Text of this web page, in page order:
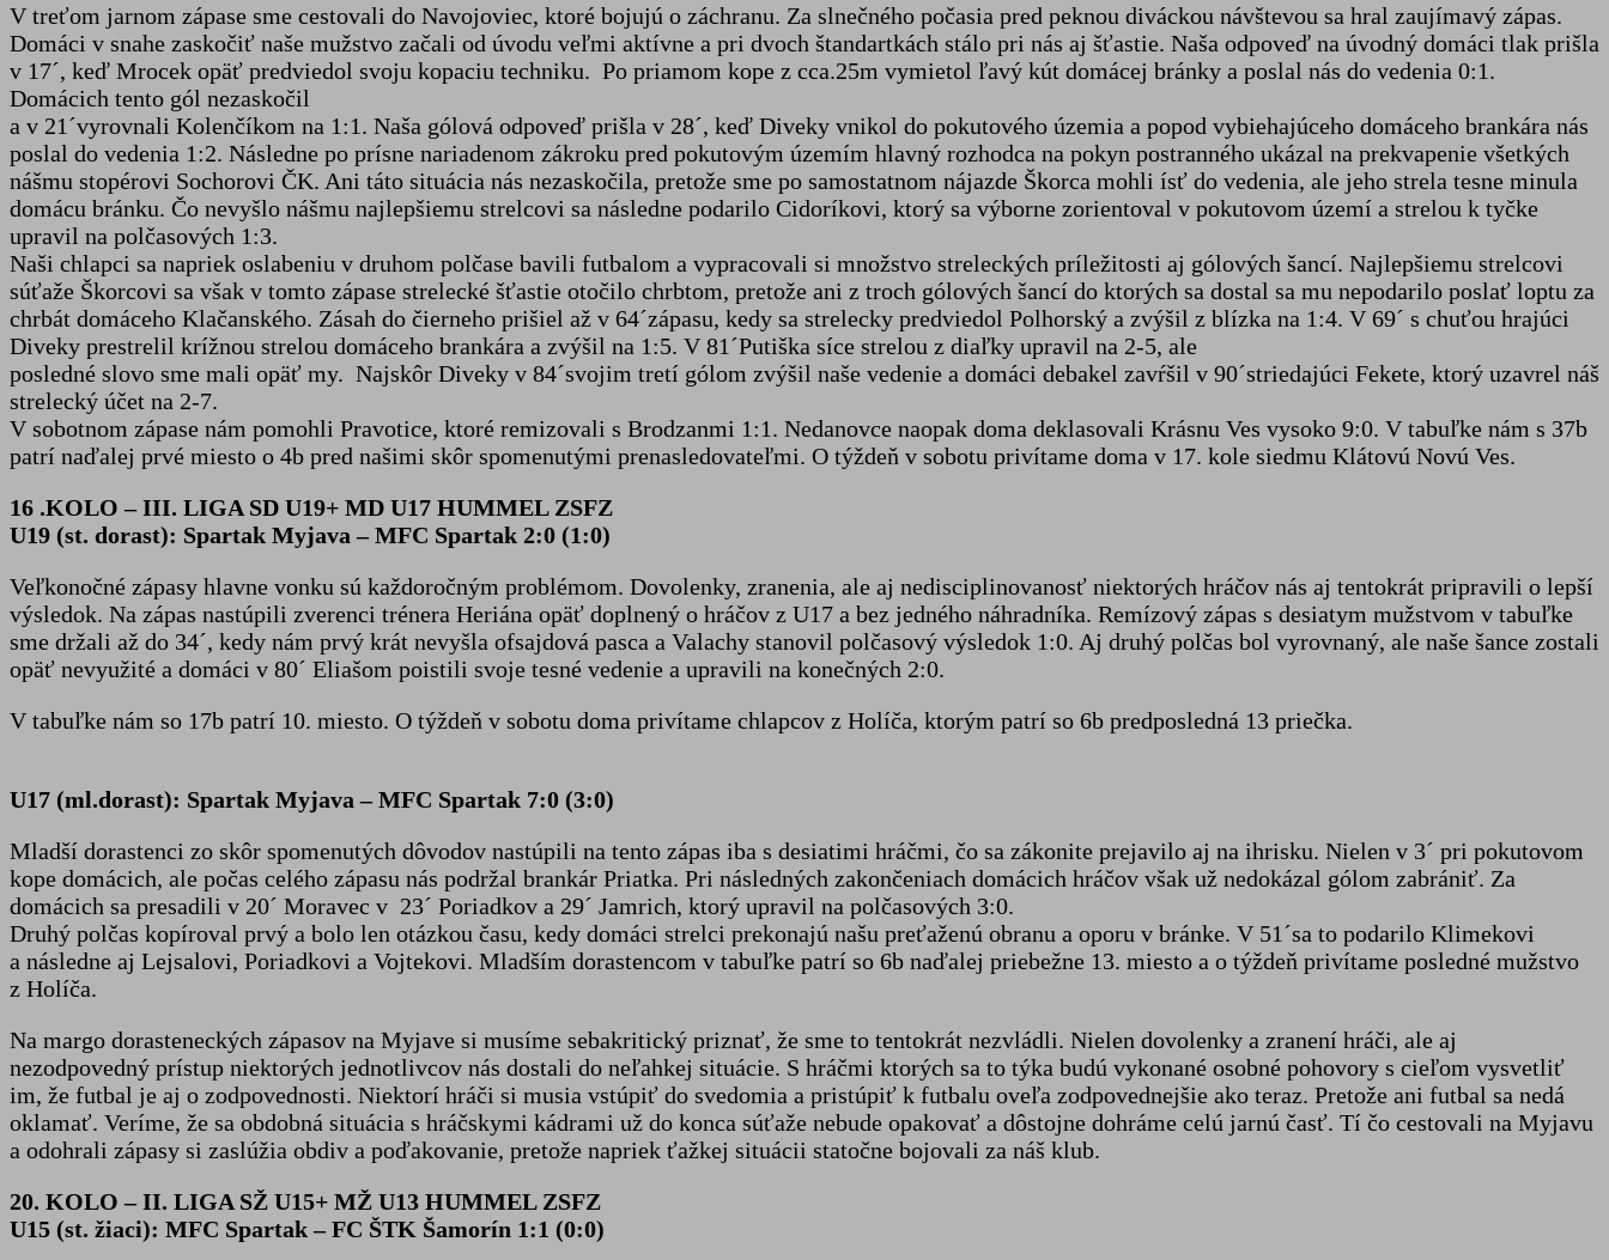
V treťom jarnom zápase sme cestovali do Navojoviec, ktoré bojujú o záchranu. Za slnečného počasia pred peknou diváckou návštevou sa hral zaujímavý zápas.
Domáci v snahe zaskočiť naše mužstvo začali od úvodu veľmi aktívne a pri dvoch štandartkách stálo pri nás aj šťastie. Naša odpoveď na úvodný domáci tlak prišla
v 17´, keď Mrocek opäť predviedol svoju kopaciu techniku. Po priamom kope z cca.25m vymietol ľavý kút domácej bránky a poslal nás do vedenia 0:1.
Domácich tento gól nezaskočil
a v 21´vyrovnali Kolenčíkom na 1:1. Naša gólová odpoveď prišla v 28´, keď Diveky vnikol do pokutového územia a popod vybiehajúceho domáceho brankára nás
poslal do vedenia 1:2. Následne po prísne nariadenom zákroku pred pokutovým územím hlavný rozhodca na pokyn postranného ukázal na prekvapenie všetkých
nášmu stopérovi Sochorovi ČK. Ani táto situácia nás nezaskočila, pretože sme po samostatnom nájazde Škorca mohli ísť do vedenia, ale jeho strela tesne minula
domácu bránku. Čo nevyšlo nášmu najlepšiemu strelcovi sa následne podarilo Cidoríkovi, ktorý sa výborne zorientoval v pokutovom území a strelou k tyčke
upravil na polčasových 1:3.
Naši chlapci sa napriek oslabeniu v druhom polčase bavili futbalom a vypracovali si množstvo streleckých príležitosti aj gólových šancí. Najlepšiemu strelcovi
súťaže Škorcovi sa však v tomto zápase strelecké šťastie otočilo chrbtom, pretože ani z troch gólových šancí do ktorých sa dostal sa mu nepodarilo poslať loptu za
chrbát domáceho Klačanského. Zásah do čierneho prišiel až v 64´zápasu, kedy sa strelecky predviedol Polhorský a zvýšil z blízka na 1:4. V 69´ s chuťou hrajúci
Diveky prestrelil krížnou strelou domáceho brankára a zvýšil na 1:5. V 81´Putiška síce strelou z diaľky upravil na 2-5, ale
posledné slovo sme mali opäť my. Najskôr Diveky v 84´svojim tretí gólom zvýšil naše vedenie a domáci debakel zavŕšil v 90´striedajúci Fekete, ktorý uzavrel náš
strelecký účet na 2-7.
V sobotnom zápase nám pomohli Pravotice, ktoré remizovali s Brodzanmi 1:1. Nedanovce naopak doma deklasovali Krásnu Ves vysoko 9:0. V tabuľke nám s 37b
patrí naďalej prvé miesto o 4b pred našimi skôr spomenutými prenasledovateľmi. O týždeň v sobotu privítame doma v 17. kole siedmu Klátovú Novú Ves.
16 .KOLO – III. LIGA SD U19+ MD U17 HUMMEL ZSFZ
U19 (st. dorast): Spartak Myjava – MFC Spartak 2:0 (1:0)
Veľkonočné zápasy hlavne vonku sú každoročným problémom. Dovolenky, zranenia, ale aj nedisciplinovanosť niektorých hráčov nás aj tentokrát pripravili o lepší
výsledok. Na zápas nastúpili zverenci trénera Heriána opäť doplnený o hráčov z U17 a bez jedného náhradníka. Remízový zápas s desiatym mužstvom v tabuľke
sme držali až do 34´, kedy nám prvý krát nevyšla ofsajdová pasca a Valachy stanovil polčasový výsledok 1:0. Aj druhý polčas bol vyrovnaný, ale naše šance zostali
opäť nevyužité a domáci v 80´ Eliašom poistili svoje tesné vedenie a upravili na konečných 2:0.
V tabuľke nám so 17b patrí 10. miesto. O týždeň v sobotu doma privítame chlapcov z Holíča, ktorým patrí so 6b predposledná 13 priečka.
U17 (ml.dorast): Spartak Myjava – MFC Spartak 7:0 (3:0)
Mladší dorastenci zo skôr spomenutých dôvodov nastúpili na tento zápas iba s desiatimi hráčmi, čo sa zákonite prejavilo aj na ihrisku. Nielen v 3´ pri pokutovom
kope domácich, ale počas celého zápasu nás podržal brankár Priatka. Pri následných zakončeniach domácich hráčov však už nedokázal gólom zabrániť. Za
domácich sa presadili v 20´ Moravec v 23´ Poriadkov a 29´ Jamrich, ktorý upravil na polčasových 3:0.
Druhý polčas kopíroval prvý a bolo len otázkou času, kedy domáci strelci prekonajú našu preťaženú obranu a oporu v bránke. V 51´sa to podarilo Klimekovi
a následne aj Lejsalovi, Poriadkovi a Vojtekovi. Mladším dorastencom v tabuľke patrí so 6b naďalej priebežne 13. miesto a o týždeň privítame posledné mužstvo
z Holíča.
Na margo dorasteneckých zápasov na Myjave si musíme sebakritický priznať, že sme to tentokrát nezvládli. Nielen dovolenky a zranení hráči, ale aj
nezodpovedný prístup niektorých jednotlivcov nás dostali do neľahkej situácie. S hráčmi ktorých sa to týka budú vykonané osobné pohovory s cieľom vysvetliť
im, že futbal je aj o zodpovednosti. Niektorí hráči si musia vstúpiť do svedomia a pristúpiť k futbalu oveľa zodpovednejšie ako teraz. Pretože ani futbal sa nedá
oklamať. Veríme, že sa obdobná situácia s hráčskymi kádrami už do konca súťaže nebude opakovať a dôstojne dohráme celú jarnú časť. Tí čo cestovali na Myjavu
a odohrali zápasy si zaslúžia obdiv a poďakovanie, pretože napriek ťažkej situácii statočne bojovali za náš klub.
20. KOLO – II. LIGA SŽ U15+ MŽ U13 HUMMEL ZSFZ
U15 (st. žiaci): MFC Spartak – FC ŠTK Šamorín 1:1 (0:0)